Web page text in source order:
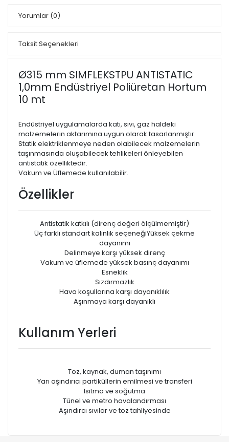
Yorumlar (0)
Taksit Seçenekleri
Ø315 mm SIMFLEKSTPU ANTISTATIC
1,0mm Endüstriyel Poliüretan Hortum
10 mt
Endüstriyel uygulamalarda katı, sıvı, gaz haldeki
malzemelerin aktarımına uygun olarak tasarlanmıştır.
Statik elektriklenmeye neden olabilecek malzemelerin
taşınmasında oluşabilecek tehlikeleri önleyebilen
antistatik özelliktedir.
Vakum ve Üflemede kullanılabilir.
Özellikler
Antistatik katkılı (direnç değeri ölçülmemiştir)
Üç farklı standart kalınlık seçeneğiYüksek çekme
dayanımı
Delinmeye karşı yüksek direnç
Vakum ve üfIemede yüksek basınç dayanımı
Esneklik
Sızdırmazlık
Hava koşullarına karşı dayanıklılık
Aşınmaya karşı dayanıklı
Kullanım Yerleri
Toz, kaynak, duman taşınımı
Yarı aşındırıcı partiküllerin emilmesi ve transferi
Isıtma ve soğutma
Tünel ve metro havalandırması
Aşındırcı sıvılar ve toz tahliyesinde